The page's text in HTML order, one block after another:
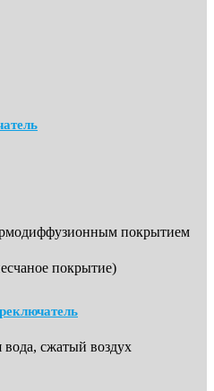
покрытием
покрытие)
вода, сжатый воздух